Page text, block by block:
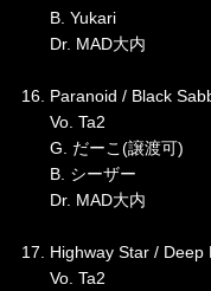
B. Yukari
Dr. MAD大内
16. Paranoid / Black
Vo. Ta2
G. だーこ(譲渡可)
B. シーザー
Dr. MAD大内
17. Highway Star / Deep
Vo. Ta2